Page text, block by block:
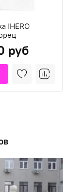
IHERO
руб